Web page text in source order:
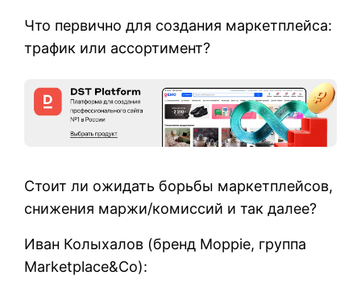
Что первично для создания маркетплейса:
трафик или ассортимент?
Стоит ли ожидать борьбы маркетплейсов,
снижения маржи/комиссий и так далее?
Иван Колыхалов‎ (бренд Moppie, группа
Marketplace&Co):